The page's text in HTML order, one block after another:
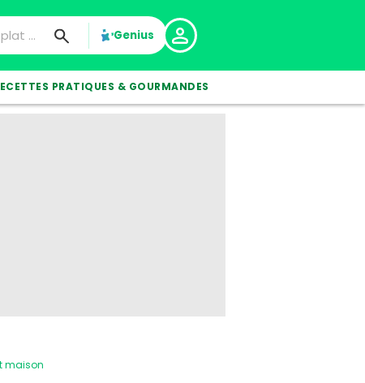
Genius
PRATIQUES & GOURMANDES
maison